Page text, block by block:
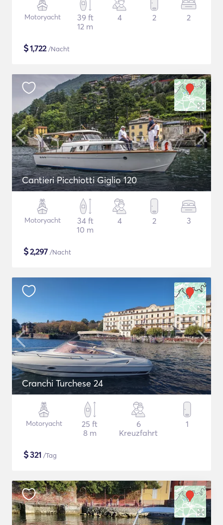
Motoryacht
39 ft
12 m
4 2 2
$1,722/Nacht
Cantieri Picchiotti Giglio 120
Motoryacht
34 ft
10 m
4 2 3
$2,297 /Nacht
Cranchi Turchese 24
Motoryacht
25 ft
8 m
6
Kreuzfahrt
1
$321 /Tag